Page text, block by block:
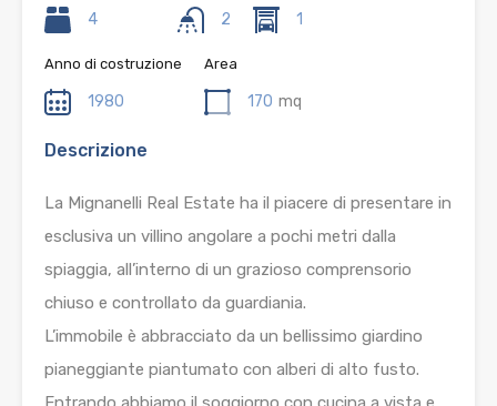
4 2 1
Anno di costruzione
1980
Area
170 mq
Descrizione
La Mignanelli Real Estate ha il piacere di presentare in
esclusiva un villino angolare a pochi metri dalla
spiaggia, all’interno di un grazioso comprensorio
chiuso e controllato da guardiania.
L’immobile è abbracciato da un bellissimo giardino
pianeggiante piantumato con alberi di alto fusto.